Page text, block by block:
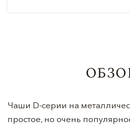
Чаши D-серии на
простое, но очень